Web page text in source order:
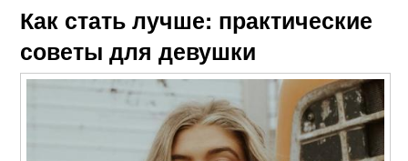
Как стать лучше: практические
советы для девушки